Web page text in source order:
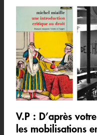
V.P : D’après
les mobilisations